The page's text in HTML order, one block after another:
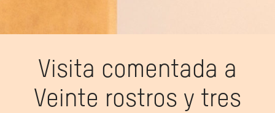
Visita comentada a
Veinte rostros y tres